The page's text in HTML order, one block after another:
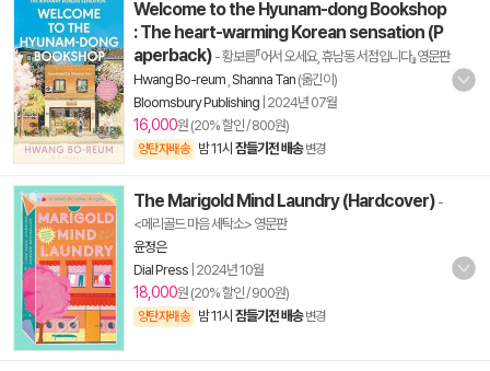
Welcome to the Hyunam-dong Bookshop
: The heart-warming Korean sensation (P
aperback) - 황보름『어서 오세요, 휴남동 서점입니다』영문판
Hwang Bo-reum Shanna Tan (옮긴이)
Bloomsbury Publishing 2024년 07월
16,000원 (20% 할인 / 800원)
양탄자배송 밤 11시 잠들기전 배송 변경
The Marigold Mind Laundry (Hardcover) -
<메리골드 마음 세탁소> 영문판
윤정은
Dial Press 2024년 10월
18,000원 (20% 할인 / 900원)
양탄자배송 밤 11시 잠들기전 배송 변경